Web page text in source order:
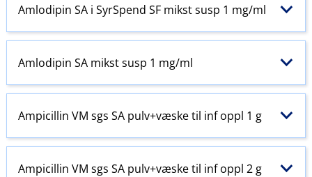
Amlodipin SA i SyrSpend SF mikst susp 1 mg/ml
Amlodipin SA mikst susp 1 mg/ml
Ampicillin VM sgs SA pulv+væske til inf oppl 1 g
Ampicillin VM sgs SA pulv+væske til inf oppl 2 g